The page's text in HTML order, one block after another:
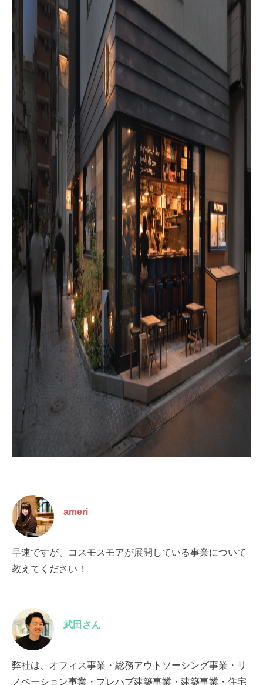
ameri
早速ですが、コスモスモアが展開している事業について
教えてください！
武田さん
弊社は、オフィス事業・総務アウトソーシング事業・リ
ノベーション事業・プレハブ建築事業・建築事業・住宅